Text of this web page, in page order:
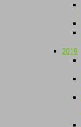
2019